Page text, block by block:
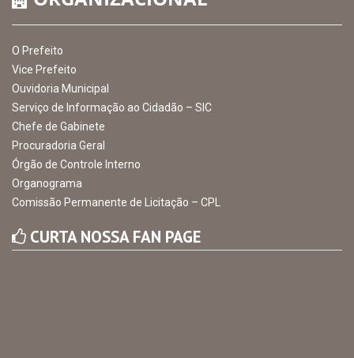
O Prefeito
Vice Prefeito
Ouvidoria Municipal
Serviço de Informação ao Cidadão – SIC
Chefe de Gabinete
Procuradoria Geral
Órgão de Controle Interno
Organograma
Comissão Permanente de Licitação – CPL
CURTA NOSSA FAN PAGE